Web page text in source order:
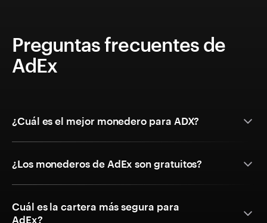
Preguntas frecuentes de
AdEx
¿Cuál es el mejor monedero para ADX?
¿Los monederos de AdEx son gratuitos?
Cuál es la cartera más segura para
AdEx?